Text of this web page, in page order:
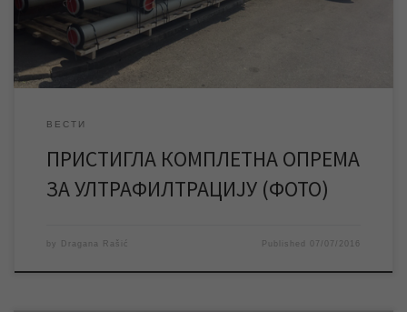
што је око 40 посто укупне опреме постројења. […]
ВЕСТИ
ПРИСТИГЛА КОМПЛЕТНА ОПРЕМА
ЗА УЛТРАФИЛТРАЦИЈУ (ФОТО)
by Dragana Rašić Published 07/07/2016